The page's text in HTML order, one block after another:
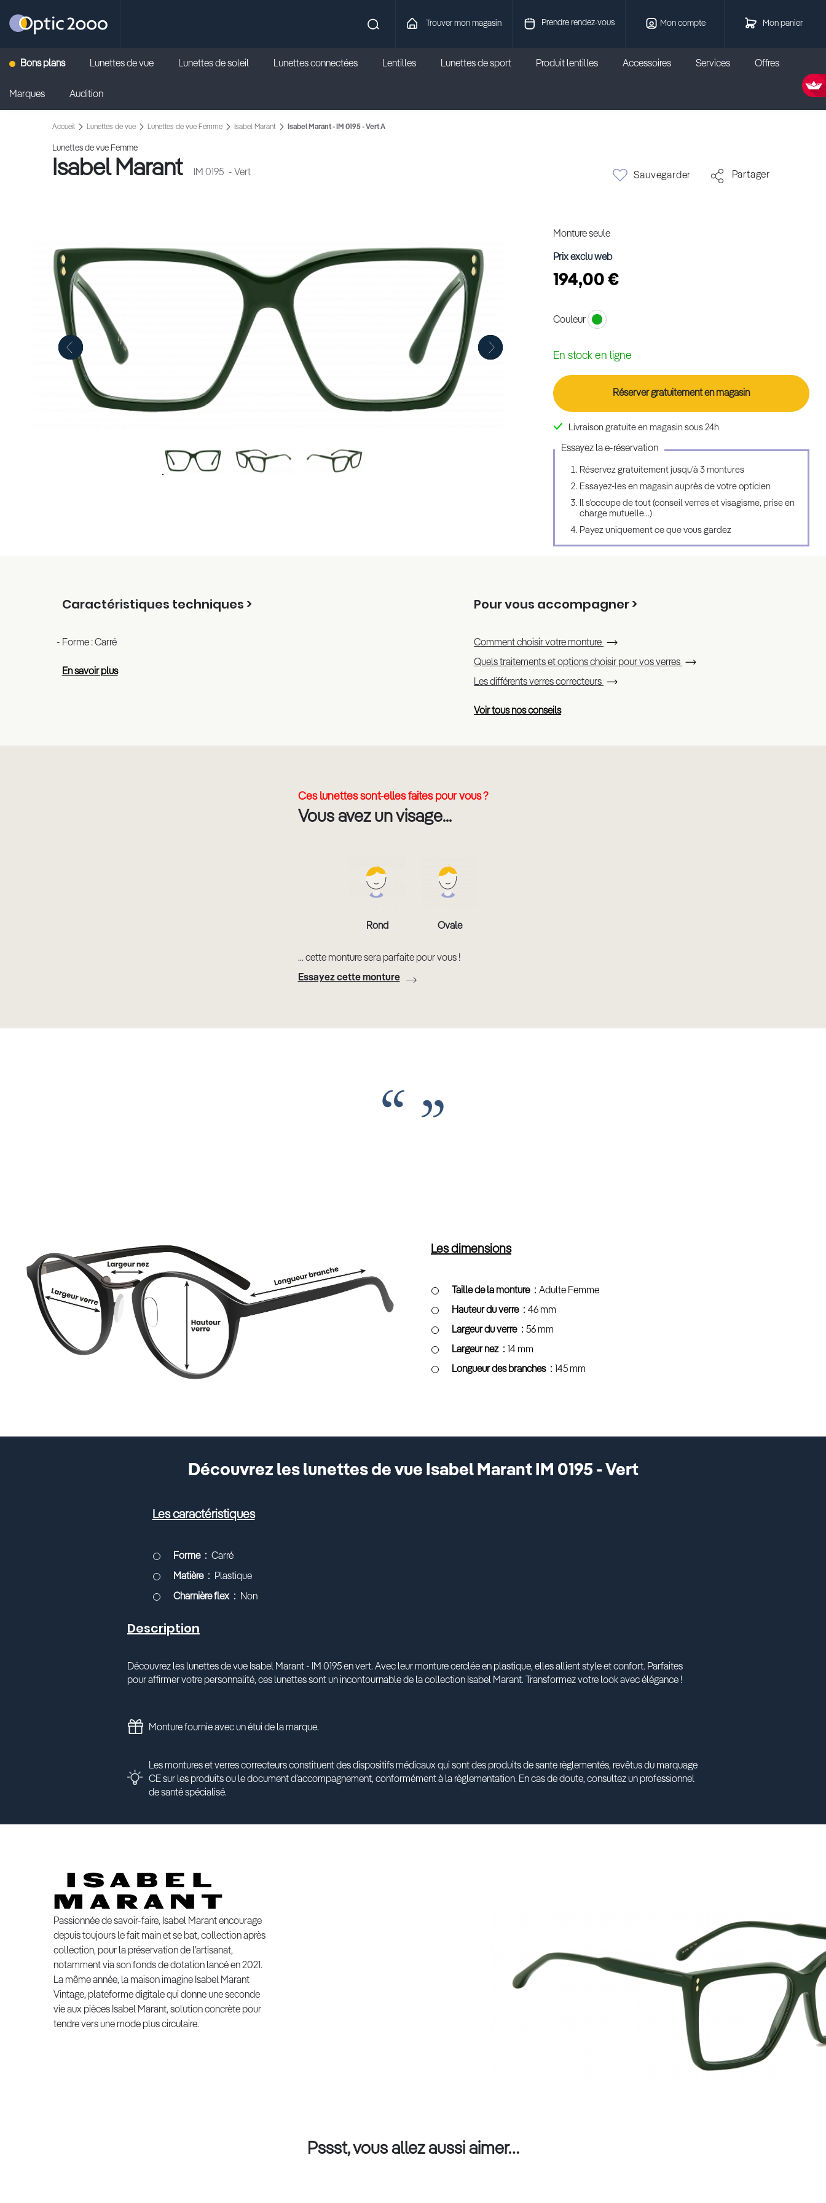
Retour vers la page d'accueil Mon panier
Prendre rendez-vous Mon compte
Trouver mon magasin
Bons plans Lunettes de vue Lunettes de soleil Lunettes connectées Lentilles Lunettes de sport Produit lentilles Accessoires Services Offres
Marques Audition
Accueil Lunettes de vue Lunettes de vue Femme Isabel Marant Isabel Marant - IM 0195 - Vert A
Lunettes de vue Femme
Isabel Marant IM 0195 - Vert Sauvegarder Partager
Monture seule
Prix exclu web
194,00 €
Couleur
En stock en ligne
Réserver gratuitement en magasin
Livraison gratuite en magasin sous 24h
Essayez la e-réservation
Réservez gratuitement jusqu'à 3 montures
Essayez-les en magasin auprès de votre opticien
Il s'occupe de tout (conseil verres et visagisme, prise en
charge mutuelle...)
Payez uniquement ce que vous gardez
Caractéristiques techniques >
Forme : Carré
En savoir plus
Pour vous accompagner >
Comment choisir votre monture
Quels traitements et options choisir pour vos verres
Les différents verres correcteurs
Voir tous nos conseils
Ces lunettes sont-elles faites pour vous ?
Vous avez un visage...
Rond Ovale
... cette monture sera parfaite pour vous !
Essayez cette monture
Les dimensions
Taille de la monture
Adulte Femme
Hauteur du verre
46 mm
Largeur du verre
56 mm
Largeur nez
14 mm
Longueur des branches
145 mm
Découvrez les lunettes de vue Isabel Marant IM 0195 - Vert
Les caractéristiques
Forme Carré
Matière Plastique
Charnière flex Non
Description
Découvrez les lunettes de vue Isabel Marant - IM 0195 en vert. Avec leur monture cerclée en plastique, elles allient style et confort. Parfaites
pour affirmer votre personnalité, ces lunettes sont un incontournable de la collection Isabel Marant. Transformez votre look avec élégance !
Monture fournie avec un étui de la marque.
Les montures et verres correcteurs constituent des dispositifs médicaux qui sont des produits de sante règlementés, revêtus du marquage
CE sur les produits ou le document d’accompagnement, conformément à la règlementation. En cas de doute, consultez un professionnel
de santé spécialisé.
Passionnée de savoir-faire, Isabel Marant encourage
depuis toujours le fait main et se bat, collection après
collection, pour la préservation de l’artisanat,
notamment via son fonds de dotation lancé en 2021.
La même année, la maison imagine Isabel Marant
Vintage, plateforme digitale qui donne une seconde
vie aux pièces Isabel Marant, solution concrète pour
tendre vers une mode plus circulaire.
Pssst, vous allez aussi aimer…